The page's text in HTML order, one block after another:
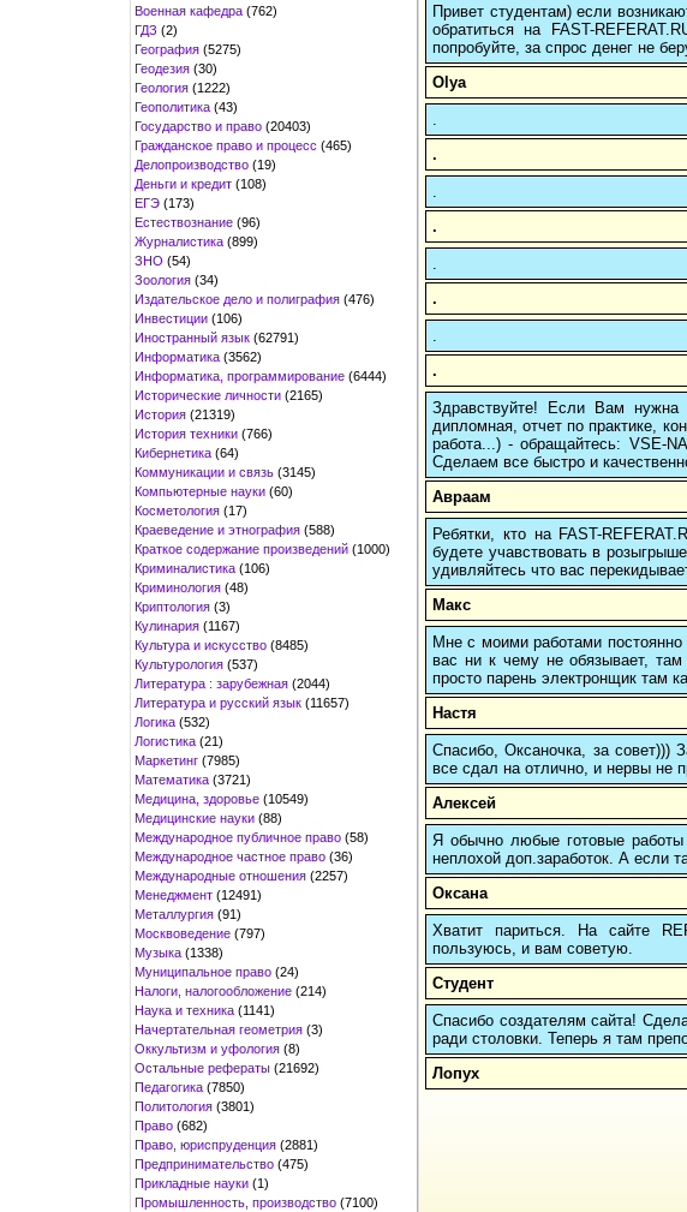
Военная кафедра (762)
ГДЗ (2)
География (5275)
Геодезия (30)
Геология (1222)
Геополитика (43)
Государство и право (20403)
Гражданское право и процесс (465)
Делопроизводство (19)
Деньги и кредит (108)
ЕГЭ (173)
Естествознание (96)
Журналистика (899)
ЗНО (54)
Зоология (34)
Издательское дело и полиграфия (476)
Инвестиции (106)
Иностранный язык (62791)
Информатика (3562)
Информатика, программирование (6444)
Исторические личности (2165)
История (21319)
История техники (766)
Кибернетика (64)
Коммуникации и связь (3145)
Компьютерные науки (60)
Косметология (17)
Краеведение и этнография (588)
Краткое содержание произведений (1000)
Криминалистика (106)
Криминология (48)
Криптология (3)
Кулинария (1167)
Культура и искусство (8485)
Культурология (537)
Литература : зарубежная (2044)
Литература и русский язык (11657)
Логика (532)
Логистика (21)
Маркетинг (7985)
Математика (3721)
Медицина, здоровье (10549)
Медицинские науки (88)
Международное публичное право (58)
Международное частное право (36)
Международные отношения (2257)
Менеджмент (12491)
Металлургия (91)
Москвоведение (797)
Музыка (1338)
Муниципальное право (24)
Налоги, налогообложение (214)
Наука и техника (1141)
Начертательная геометрия (3)
Оккультизм и уфология (8)
Остальные рефераты (21692)
Педагогика (7850)
Политология (3801)
Право (682)
Право, юриспруденция (2881)
Предпринимательство (475)
Прикладные науки (1)
Промышленность, производство (7100)
Привет студентам) если
обратиться на FAST-
попробуйте, за спрос денег не
Olya
.
.
.
.
.
.
.
.
Здравствуйте! Если Вам
дипломная, отчет по практике,
работа...) - обращайтесь: VSE-
Сделаем все быстро и
Авраам
Ребятки, кто на FAST-
будете учавствовать в
удивляйтесь что вас
Макс
Мне с моими работами постоянно
вас ни к чему не обязывает,
просто парень электронщик там
Настя
Спасибо, Оксаночка, за совет)))
все сдал на отлично, и нервы не
Алексей
Я обычно любые готовые
неплохой доп.заработок. А если
Оксана
Хватит париться. На сайте
пользуюсь, и вам советую.
Студент
Спасибо создателям сайта!
ради столовки. Теперь я там
Лопух